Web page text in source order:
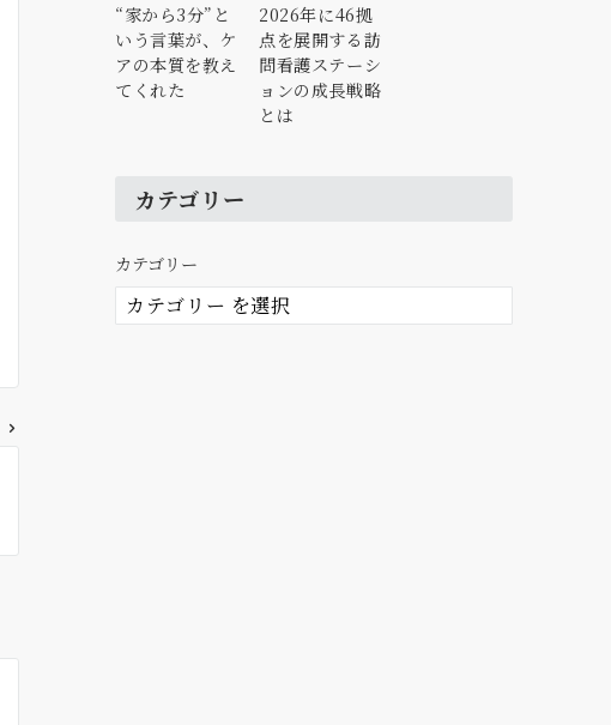
“家から3分”と
いう言葉が、ケ
アの本質を教え
てくれた
2026年に46拠
点を展開する訪
問看護ステーシ
ョンの成長戦略
とは
カテゴリー
カテゴリー